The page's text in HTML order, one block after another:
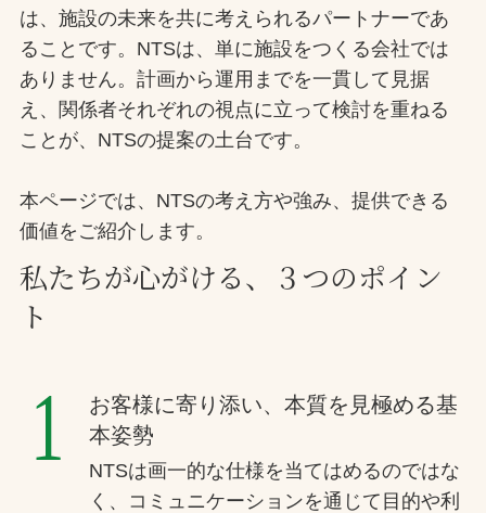
は、施設の未来を共に考えられるパートナーであ
ることです。NTSは、単に施設をつくる会社では
ありません。計画から運用までを一貫して見据
え、関係者それぞれの視点に立って検討を重ねる
ことが、NTSの提案の土台です。
本ページでは、NTSの考え方や強み、提供できる
価値をご紹介します。
私たちが心がける、３つのポイン
ト
1
お客様に寄り添い、本質を見極める基
本姿勢
NTSは画一的な仕様を当てはめるのではな
く、コミュニケーションを通じて目的や利